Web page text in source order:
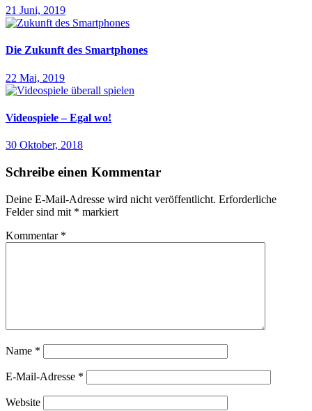
21 Juni, 2019
Die Zukunft des Smartphones
22 Mai, 2019
Videospiele – Egal wo!
30 Oktober, 2018
Schreibe einen Kommentar
Deine E-Mail-Adresse wird nicht veröffentlicht. Erforderliche
Felder sind mit * markiert
Kommentar *
Name *
E-Mail-Adresse *
Website